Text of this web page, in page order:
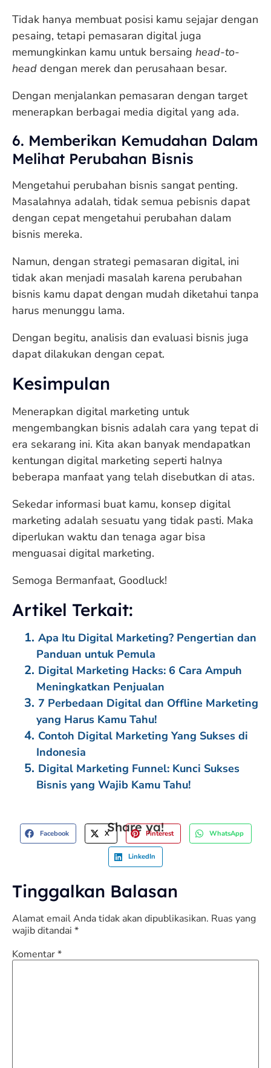
Tidak hanya membuat posisi kamu sejajar dengan
pesaing, tetapi pemasaran digital juga
memungkinkan kamu untuk bersaing head-to-
head dengan merek dan perusahaan besar.
Dengan menjalankan pemasaran dengan target
menerapkan berbagai media digital yang ada.
6. Memberikan Kemudahan Dalam
Melihat Perubahan Bisnis
Mengetahui perubahan bisnis sangat penting.
Masalahnya adalah, tidak semua pebisnis dapat
dengan cepat mengetahui perubahan dalam
bisnis mereka.
Namun, dengan strategi pemasaran digital, ini
tidak akan menjadi masalah karena perubahan
bisnis kamu dapat dengan mudah diketahui tanpa
harus menunggu lama.
Dengan begitu, analisis dan evaluasi bisnis juga
dapat dilakukan dengan cepat.
Kesimpulan
Menerapkan digital marketing untuk
mengembangkan bisnis adalah cara yang tepat di
era sekarang ini. Kita akan banyak mendapatkan
kentungan digital marketing seperti halnya
beberapa manfaat yang telah disebutkan di atas.
Sekedar informasi buat kamu, konsep digital
marketing adalah sesuatu yang tidak pasti. Maka
diperlukan waktu dan tenaga agar bisa
menguasai digital marketing.
Semoga Bermanfaat, Goodluck!
Artikel Terkait:
Apa Itu Digital Marketing? Pengertian dan
Panduan untuk Pemula
Digital Marketing Hacks: 6 Cara Ampuh
Meningkatkan Penjualan
7 Perbedaan Digital dan Offline Marketing
yang Harus Kamu Tahu!
Contoh Digital Marketing Yang Sukses di
Indonesia
Digital Marketing Funnel: Kunci Sukses
Bisnis yang Wajib Kamu Tahu!
Share ya!
Facebook X Pinterest WhatsApp
LinkedIn
Tinggalkan Balasan
Alamat email Anda tidak akan dipublikasikan. Ruas yang
wajib ditandai *
Komentar*